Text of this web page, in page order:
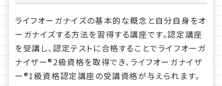
ライフオーガナイズの基本的な概念と自分自身をオ
ーガナイズする方法を習得する講座です。認定講座
を受講し、認定テストに合格することでライフオーガ
ナイザー®2級資格を取得でき、ライフオーガナイザ
ー®1級資格認定講座の受講資格が与えられます。